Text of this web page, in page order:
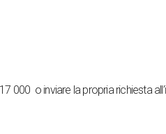
000 o inviare la propria richiesta